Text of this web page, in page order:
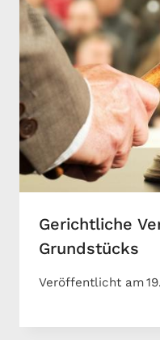
Gerichtliche
Grundstücks
Veröffentlicht am